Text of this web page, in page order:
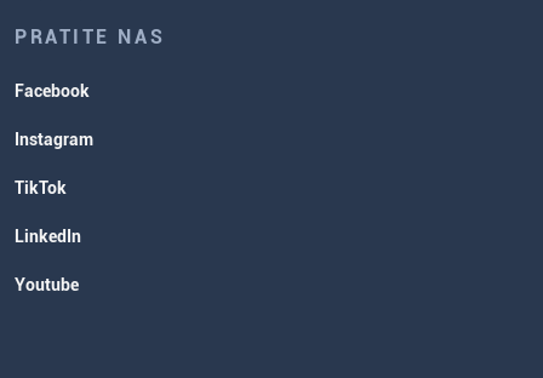
PRATITE NAS
Facebook
Instagram
TikTok
LinkedIn
Youtube